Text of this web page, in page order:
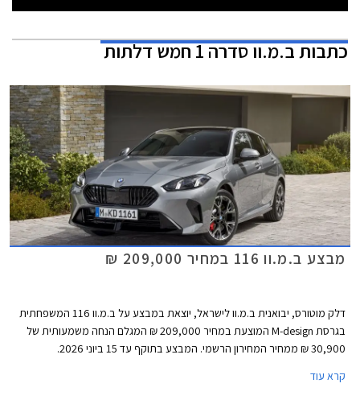
כתבותב.מ.וו סדרה 1 חמש דלתות
מבצע ב.מ.וו 116 במחיר 209,000 ₪
דלק מוטורס, יבואנית ב.מ.וו לישראל, יוצאת במבצע על ב.מ.וו 116 המשפחתית
בגרסת M-design המוצעת במחיר 209,000 ₪ המגלם הנחה משמעותית של
30,900 ₪ ממחיר המחירון הרשמי. המבצע בתוקף עד 15 ביוני 2026.
קרא עוד